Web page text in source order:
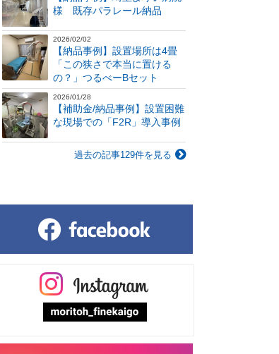
様 既存パラレール納品
2026/02/02
【納品事例】設置場所は4畳
「この狭さで本当に置ける
の？」つるべーBセット
2026/01/28
【補助金/納品事例】設置困難
な現場での「F2R」導入事例
過去の記事129件を見る